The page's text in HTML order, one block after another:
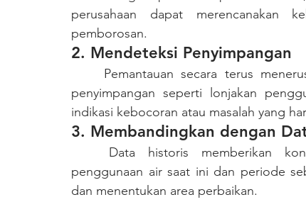
perusahaan dapat merencanakan
pemborosan.
2. Mendeteksi Penyimpangan
penyimpangan seperti lonjakan
indikasi kebocoran atau masalah yang
3. Membandingkan dengan
penggunaan air saat ini dan periode
dan menentukan area perbaikan.